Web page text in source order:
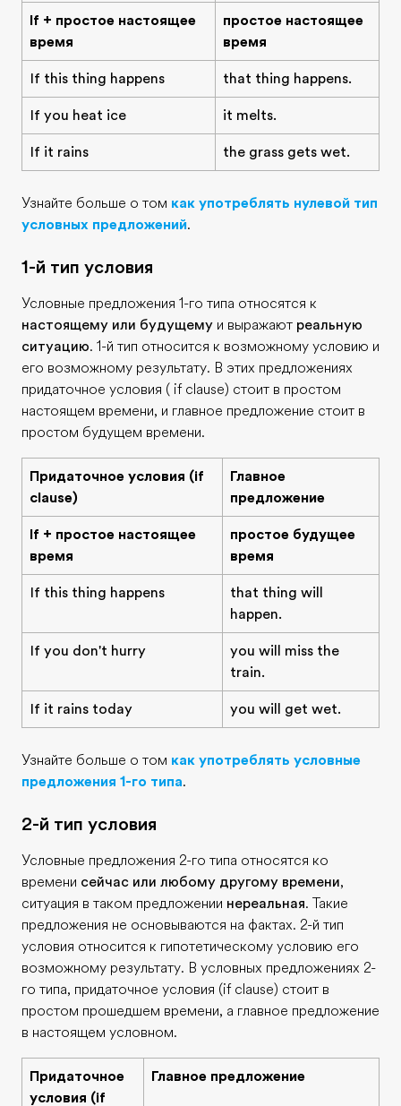
If + простое настоящее
время
простое настоящее
время
If this thing happens that thing happens.
If you heat ice it melts.
If it rains the grass gets wet.
Узнайте больше о том как употреблять нулевой тип
условных предложений.
1-й тип условия
Условные предложения 1-го типа относятся к
настоящему или будущему и выражают реальную
ситуацию. 1-й тип относится к возможному условию и
его возможному результату. В этих предложениях
придаточное условия ( if clause) стоит в простом
настоящем времени, и главное предложение стоит в
простом будущем времени.
Придаточное условия (if
clause)
Главное
предложение
If + простое настоящее
время
простое будущее
время
If this thing happens
that thing will
happen.
If you don't hurry
you will miss the
train.
If it rains today you will get wet.
Узнайте больше о том как употреблять условные
предложения 1-го типа.
2-й тип условия
Условные предложения 2-го типа относятся ко
времени сейчас или любому другому времени,
ситуация в таком предложении нереальная. Такие
предложения не основываются на фактах. 2-й тип
условия относится к гипотетическому условию его
возможному результату. В условных предложениях 2-
го типа, придаточное условия (if clause) стоит в
простом прошедшем времени, а главное предложение
в настоящем условном.
Придаточное
условия (if
Главное предложение